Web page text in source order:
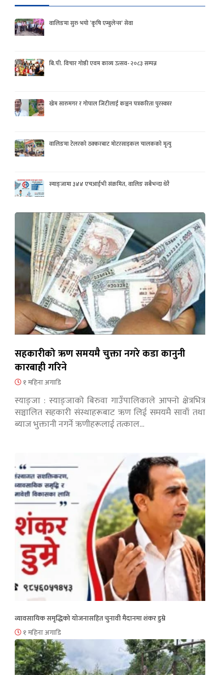
वालिङमा सुरु भयो ‘कृषि एम्बुलेन्स’ सेवा
बि.पी. विचार गोष्ठी एवम काव्य उत्सव- २०८३ सम्पन्न
खेम सारुमगर र गोपाल जिटीलाई कञ्चन पत्रकरिता पुरस्कार
वालिङमा टेलरको ठक्करबाट मोटरसाइकल चालकको मृत्यु
स्याङ्जामा ३४४ एचआईभी संक्रमित, वालिङ सबैभन्दा धेरै
सहकारीको ऋण समयमै चुक्ता नगरे कडा कानुनी
कारबाही गरिने
१ महिना अगाडि
स्याङ्जा : स्याङ्जाको बिरुवा गाउँपालिकाले आफ्नो क्षेत्रभित्र
सञ्चालित सहकारी संस्थाहरूबाट ऋण लिई समयमै सावाँ तथा
ब्याज भुक्तानी नगर्ने ऋणीहरूलाई तत्काल…
व्यावसायिक समृद्धिको योजनासहित चुनावी मैदानमा शंकर डुम्रे
१ महिना अगाडि